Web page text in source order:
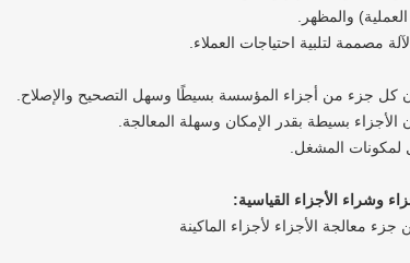
والمظهر.
مصممة لتلبية احتياجات العملاء.
كل جزء من أجزاء المؤسسة بسيطًا وسهل التصحيح والإصلاح.
بسيطة بقدر الإمكان وسهلة المعالجة.
لمكونات المشغل.
معالجة الأجزاء لأجزاء الماكينة